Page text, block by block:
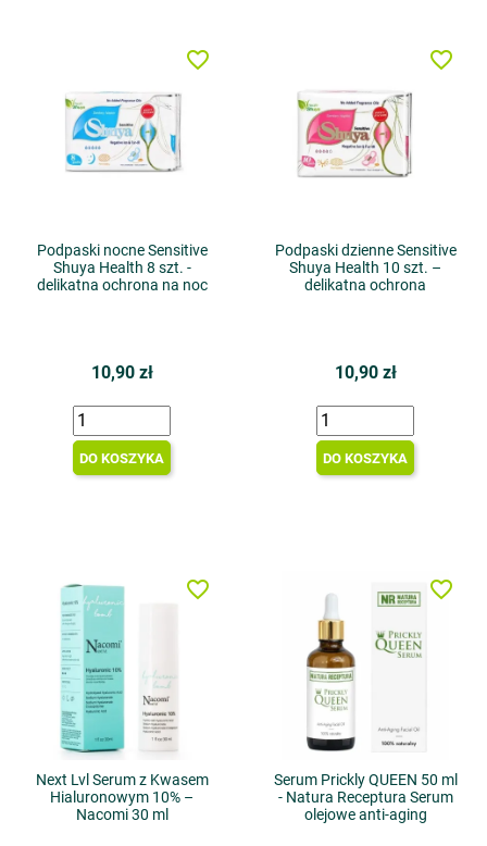
Podpaski nocne Sensitive
Shuya Health 8 szt. -
delikatna ochrona na noc
10,90 zł
DO KOSZYKA
favorite_border
Podpaski dzienne Sensitive
Shuya Health 10 szt. –
delikatna ochrona
10,90 zł
DO KOSZYKA
favorite_border
Next Lvl Serum z Kwasem
Hialuronowym 10% –
Nacomi 30 ml
favorite_border
Serum Prickly QUEEN 50 ml
- Natura Receptura Serum
olejowe anti-aging
favorite_border